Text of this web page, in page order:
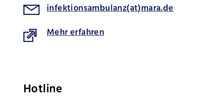
infektionsambulanz(at)mara.de
Mehr erfahren
Hotline